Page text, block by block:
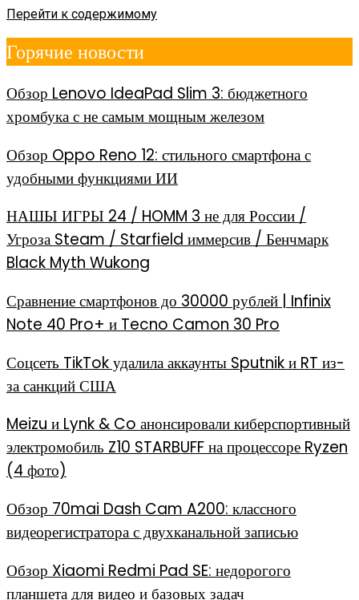
Перейти к содержимому
Горячие новости
Обзор Lenovo IdeaPad Slim 3: бюджетного
хромбука с не самым мощным железом
Обзор Oppo Reno 12: стильного смартфона с
удобными функциями ИИ
НАШЫ ИГРЫ 24 / HOMM 3 не для России /
Угроза Steam / Starfield иммерсив / Бенчмарк
Black Myth Wukong
Сравнение смартфонов до 30000 рублей | Infinix
Note 40 Pro+ и Tecno Camon 30 Pro
Соцсеть TikTok удалила аккаунты Sputnik и RT из-
за санкций США
Meizu и Lynk & Co анонсировали киберспортивный
электромобиль Z10 STARBUFF на процессоре Ryzen
(4 фото)
Обзор 70mai Dash Cam A200: классного
видеорегистратора с двухканальной записью
Обзор Xiaomi Redmi Pad SE: недорогого
планшета для видео и базовых задач